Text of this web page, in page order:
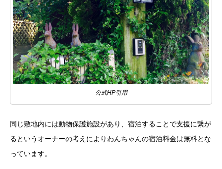
公式HP引用
同じ敷地内には動物保護施設があり、宿泊することで支援に繋が
るというオーナーの考えによりわんちゃんの宿泊料金は無料とな
っています。